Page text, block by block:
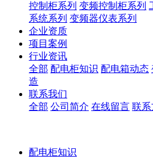
控制柜系列 变频控制柜系列
系统系列 变频器仪表系列
企业资质
项目案例
行业资讯
全部 配电柜知识 配电箱动态
造
联系我们
全部 公司简介 在线留言 联
配电柜知识